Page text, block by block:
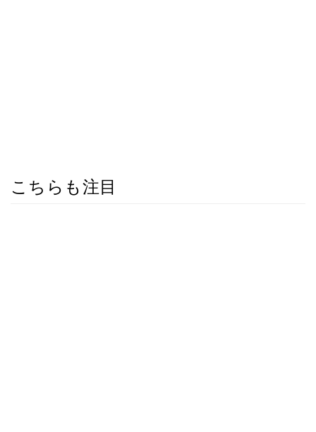
こちらも注目